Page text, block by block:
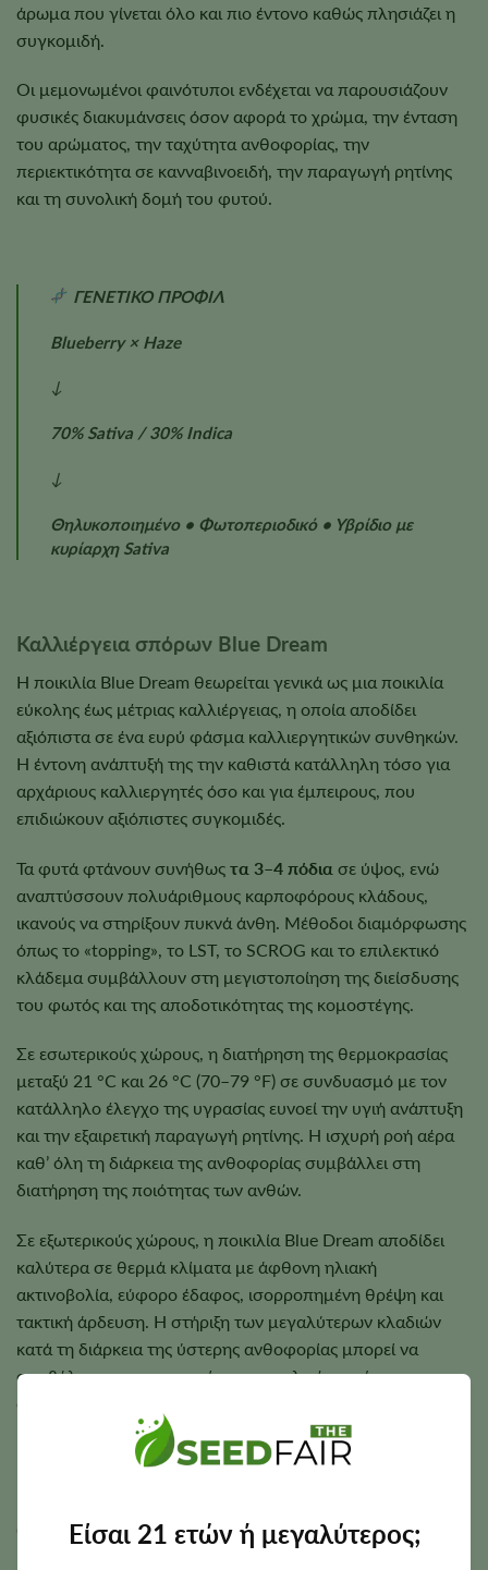
Είσαι 21 ετών ή μεγαλύτερος;
άρωμα που γίνεται όλο και πιο έντονο καθώς πλησιάζει η
συγκομιδή.
Οι μεμονωμένοι φαινότυποι ενδέχεται να παρουσιάζουν
φυσικές διακυμάνσεις όσον αφορά το χρώμα, την ένταση
του αρώματος, την ταχύτητα ανθοφορίας, την
περιεκτικότητα σε κανναβινοειδή, την παραγωγή ρητίνης
και τη συνολική δομή του φυτού.
ΓΕΝΕΤΙΚΟ ΠΡΟΦΙΛ
Blueberry × Haze
↓
70% Sativa / 30% Indica
↓
Θηλυκοποιημένο • Φωτοπεριοδικό • Υβρίδιο με
κυρίαρχη Sativa
Καλλιέργεια σπόρων Blue Dream
Η ποικιλία Blue Dream θεωρείται γενικά ως μια ποικιλία
εύκολης έως μέτριας καλλιέργειας, η οποία αποδίδει
αξιόπιστα σε ένα ευρύ φάσμα καλλιεργητικών συνθηκών.
Η έντονη ανάπτυξή της την καθιστά κατάλληλη τόσο για
αρχάριους καλλιεργητές όσο και για έμπειρους, που
επιδιώκουν αξιόπιστες συγκομιδές.
Τα φυτά φτάνουν συνήθως τα 3–4 πόδια σε ύψος, ενώ
αναπτύσσουν πολυάριθμους καρποφόρους κλάδους,
ικανούς να στηρίξουν πυκνά άνθη. Μέθοδοι διαμόρφωσης
όπως το «topping», το LST, το SCROG και το επιλεκτικό
κλάδεμα συμβάλλουν στη μεγιστοποίηση της διείσδυσης
του φωτός και της αποδοτικότητας της κομοστέγης.
Σε εσωτερικούς χώρους, η διατήρηση της θερμοκρασίας
μεταξύ 21 °C και 26 °C (70–79 °F) σε συνδυασμό με τον
κατάλληλο έλεγχο της υγρασίας ευνοεί την υγιή ανάπτυξη
και την εξαιρετική παραγωγή ρητίνης. Η ισχυρή ροή αέρα
καθ’ όλη τη διάρκεια της ανθοφορίας συμβάλλει στη
διατήρηση της ποιότητας των ανθών.
Σε εξωτερικούς χώρους, η ποικιλία Blue Dream αποδίδει
καλύτερα σε θερμά κλίματα με άφθονη ηλιακή
ακτινοβολία, εύφορο έδαφος, ισορροπημένη θρέψη και
τακτική άρδευση. Η στήριξη των μεγαλύτερων κλαδιών
κατά τη διάρκεια της ύστερης ανθοφορίας μπορεί να
συμβάλει στη μεγιστοποίηση της τελικής ποιότητας της
συγκομιδής.
απόδοσης